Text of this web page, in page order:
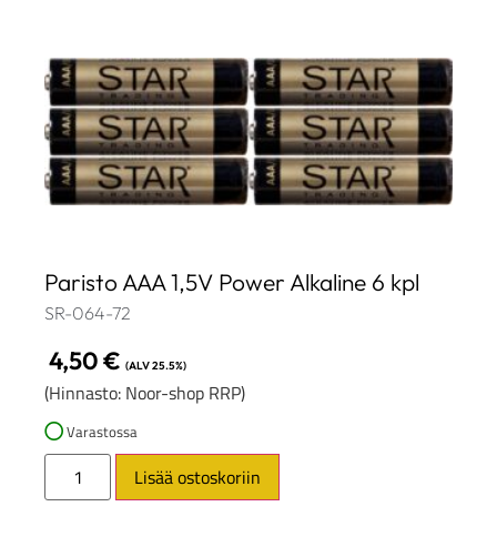
Paristo AAA 1,5V Power Alkaline 6 kpl
SR-064-72
4,50€ (ALV 25.5%)
(Hinnasto: Noor-shop RRP)
Varastossa
Lisää ostoskoriin